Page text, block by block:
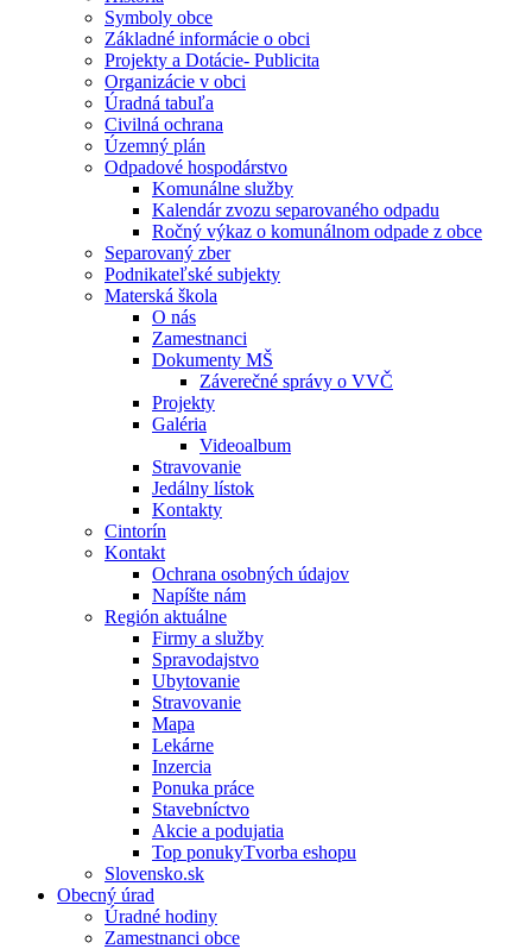
Symboly obce
Základné informácie o obci
Projekty a Dotácie- Publicita
Organizácie v obci
Úradná tabuľa
Civilná ochrana
Územný plán
Odpadové hospodárstvo
Komunálne služby
Kalendár zvozu separovaného odpadu
Ročný výkaz o komunálnom odpade z obce
Separovaný zber
Podnikateľské subjekty
Materská škola
O nás
Zamestnanci
Dokumenty MŠ
Záverečné správy o VVČ
Projekty
Galéria
Videoalbum
Stravovanie
Jedálny lístok
Kontakty
Cintorín
Kontakt
Ochrana osobných údajov
Napíšte nám
Región aktuálne
Firmy a služby
Spravodajstvo
Ubytovanie
Stravovanie
Mapa
Lekárne
Inzercia
Ponuka práce
Stavebníctvo
Akcie a podujatia
Top ponukyTvorba eshopu
Slovensko.sk
Obecný úrad
Úradné hodiny
Zamestnanci obce